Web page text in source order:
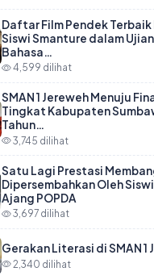
Daftar Film Pendek
Siswi Smanture dalam
Bahasa…
4,599 dilihat
SMAN 1 Jereweh Menuju
Tingkat Kabupaten
Tahun…
3,745 dilihat
Satu Lagi Prestasi
Dipersembahkan Oleh
Ajang POPDA
3,697 dilihat
Gerakan Literasi di SMAN 1
2,340 dilihat